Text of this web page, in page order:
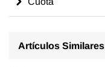
Artículos Similares